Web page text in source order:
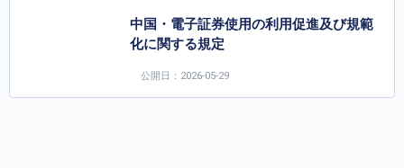
中国・電子証券使用の利用促進及び規範
化に関する規定
公開日：2026-05-29